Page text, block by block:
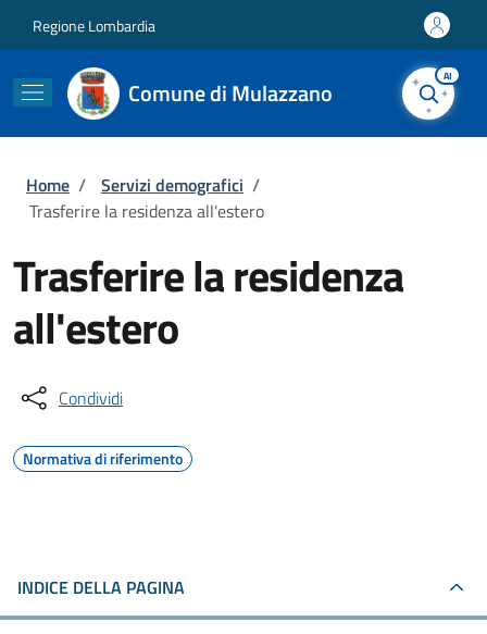
Regione Lombardia
Comune di Mulazzano
AI
Briciole di pane
Home / Servizi demografici /
Trasferire la residenza all'estero
Trasferire la residenza
all'estero
Condividi
Normativa di riferimento
INDICE DELLA PAGINA